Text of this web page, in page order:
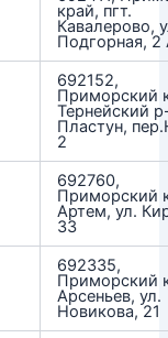
край, пгт.
Кавалерово,
Подгорная, 2
692152,
Приморский
Тернейский
Пластун,
2
692760,
Приморский
Артем, ул.
33
692335,
Приморский
Арсеньев, ул.
Новикова, 21